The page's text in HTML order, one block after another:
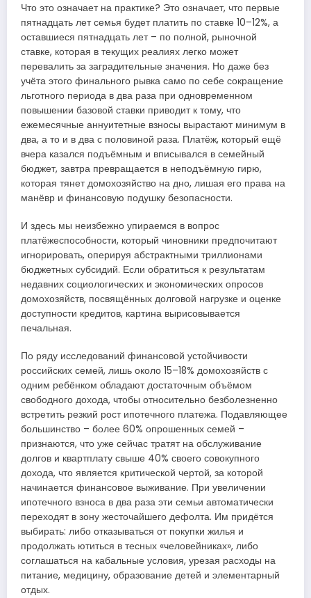
Что это означает на практике? Это означает, что первые
пятнадцать лет семья будет платить по ставке 10–12%, а
оставшиеся пятнадцать лет – по полной, рыночной
ставке, которая в текущих реалиях легко может
перевалить за заградительные значения. Но даже без
учёта этого финального рывка само по себе сокращение
льготного периода в два раза при одновременном
повышении базовой ставки приводит к тому, что
ежемесячные аннуитетные взносы вырастают минимум в
два, а то и в два с половиной раза. Платёж, который ещё
вчера казался подъёмным и вписывался в семейный
бюджет, завтра превращается в неподъёмную гирю,
которая тянет домохозяйство на дно, лишая его права на
манёвр и финансовую подушку безопасности.
И здесь мы неизбежно упираемся в вопрос
платёжеспособности, который чиновники предпочитают
игнорировать, оперируя абстрактными триллионами
бюджетных субсидий. Если обратиться к результатам
недавних социологических и экономических опросов
домохозяйств, посвящённых долговой нагрузке и оценке
доступности кредитов, картина вырисовывается
печальная.
По ряду исследований финансовой устойчивости
российских семей, лишь около 15–18% домохозяйств с
одним ребёнком обладают достаточным объёмом
свободного дохода, чтобы относительно безболезненно
встретить резкий рост ипотечного платежа. Подавляющее
большинство – более 60% опрошенных семей –
признаются, что уже сейчас тратят на обслуживание
долгов и квартплату свыше 40% своего совокупного
дохода, что является критической чертой, за которой
начинается финансовое выживание. При увеличении
ипотечного взноса в два раза эти семьи автоматически
переходят в зону жесточайшего дефолта. Им придётся
выбирать: либо отказываться от покупки жилья и
продолжать ютиться в тесных «человейниках», либо
соглашаться на кабальные условия, урезая расходы на
питание, медицину, образование детей и элементарный
отдых.